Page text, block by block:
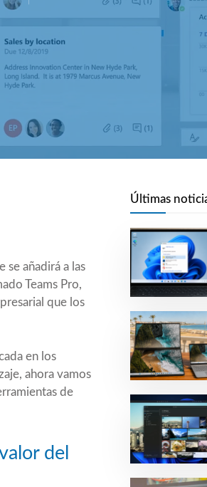
se añadirá a las
Teams Pro,
que los
en los
ahora vamos
de
del
Últimas